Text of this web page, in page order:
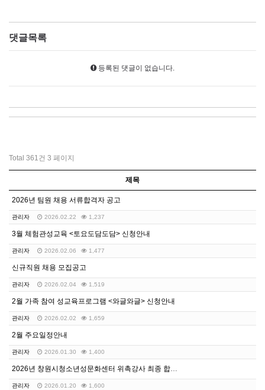
댓글목록
등록된 댓글이 없습니다.
Total 361건 3 페이지
제목
2026년 팀원 채용 서류합격자 공고
관리자 2026.02.22 1,237
3월 체험관성교육 <토요도담도담> 신청안내
관리자 2026.02.06 1,477
신규직원 채용 모집공고
관리자 2026.02.04 1,519
2월 가족 참여 성교육프로그램 <와글와글> 신청안내
관리자 2026.02.02 1,659
2월 주요일정안내
관리자 2026.01.30 1,400
관리자 2026.01.20 1,600